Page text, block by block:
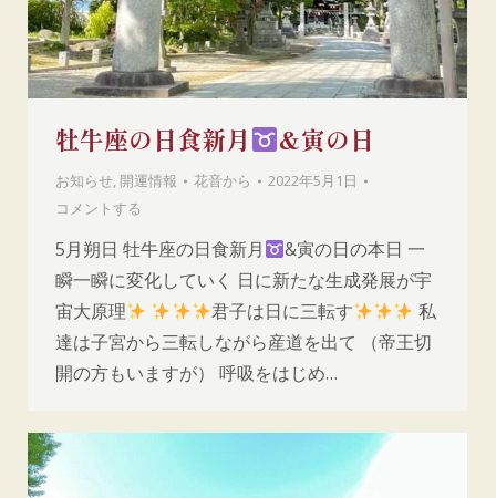
牡牛座の日食新月 &寅の日
お知らせ, 開運情報 花音から
2022年5月1日
コメントする
5月朔日 牡牛座の日食新月
&寅の日の本日 一
瞬一瞬に変化していく 日に新たな生成発展が宇
宙大原理
君子は日に三転す
私
達は子宮から三転しながら産道を出て （帝王切
開の方もいますが） 呼吸をはじめ…